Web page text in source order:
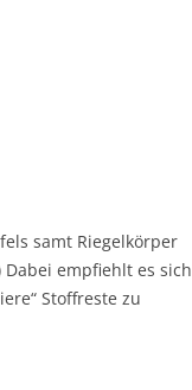
samt Riegelkörper
Dabei empfiehlt es sich
Stoffreste zu